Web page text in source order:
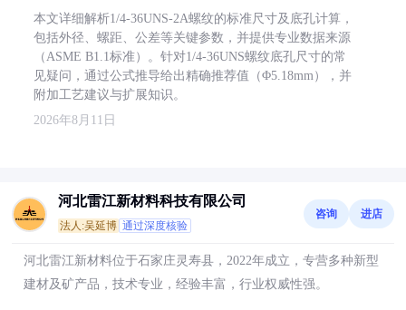
本文详细解析1/4-36UNS-2A螺纹的标准尺寸及底孔计算，
包括外径、螺距、公差等关键参数，并提供专业数据来源
（ASME B1.1标准）。针对1/4-36UNS螺纹底孔尺寸的常
见疑问，通过公式推导给出精确推荐值（Φ5.18mm），并
附加工艺建议与扩展知识。
2026年8月11日
河北雷江新材料科技有限公司
法人:吴延博 通过深度核验
咨询 进店
河北雷江新材料位于石家庄灵寿县，2022年成立，专营多种新型
建材及矿产品，技术专业，经验丰富，行业权威性强。